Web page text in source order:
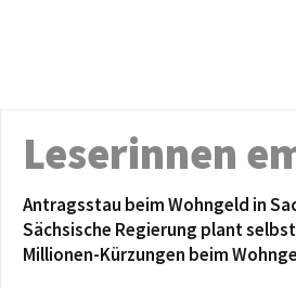
Leserinnen
Antragsstau beim Wohngeld in
Sächsische Regierung plant
Millionen-Kürzungen beim